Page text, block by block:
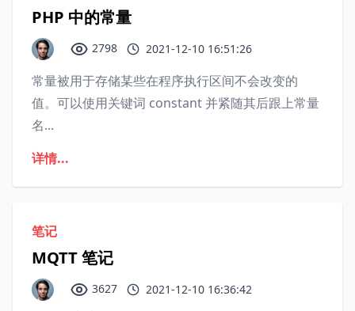
PHP 中的常量
2798 2021-12-10 16:51:26
常量被用于存储某些在程序执行区间不会改变的
值。可以使用关键词 constant 并紧随其后跟上常量
名...
详情...
笔记
MQTT 笔记
3627 2021-12-10 16:36:42